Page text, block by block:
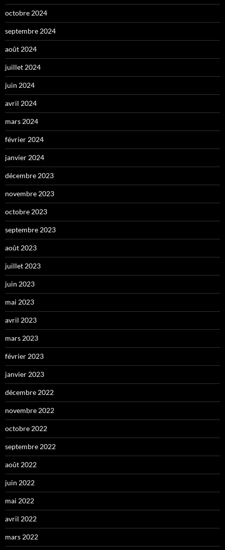
octobre 2024
septembre 2024
août 2024
juillet 2024
juin 2024
avril 2024
mars 2024
février 2024
janvier 2024
décembre 2023
novembre 2023
octobre 2023
septembre 2023
août 2023
juillet 2023
juin 2023
mai 2023
avril 2023
mars 2023
février 2023
janvier 2023
décembre 2022
novembre 2022
octobre 2022
septembre 2022
août 2022
juin 2022
mai 2022
avril 2022
mars 2022